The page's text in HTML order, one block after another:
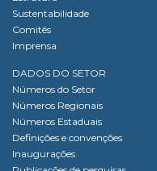
Sustentabilidade
Comitês
Imprensa
DADOS DO SETOR
Números do Setor
Números Regionais
Números Estaduais
Definições e convenções
Inaugurações